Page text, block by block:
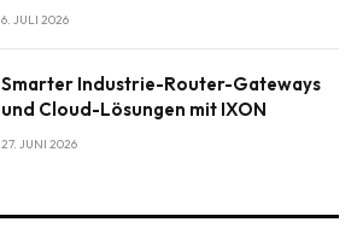
6. JULI 2026
Smarter Industrie-Router-Gateways
und Cloud-Lösungen mit IXON
27. JUNI 2026